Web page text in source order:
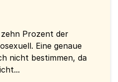
Prozent der
Eine genaue
nicht bestimmen, da